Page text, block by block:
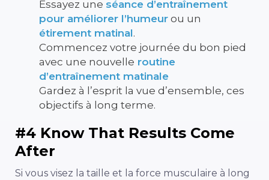
Essayez une séance d’entraînement
pour améliorer l’humeur ou un
étirement matinal.
Commencez votre journée du bon pied
avec une nouvelle routine
d’entraînement matinale
Gardez à l’esprit la vue d’ensemble, ces
objectifs à long terme.
#4 Know That Results Come
After
Si vous visez la taille et la force musculaire à long